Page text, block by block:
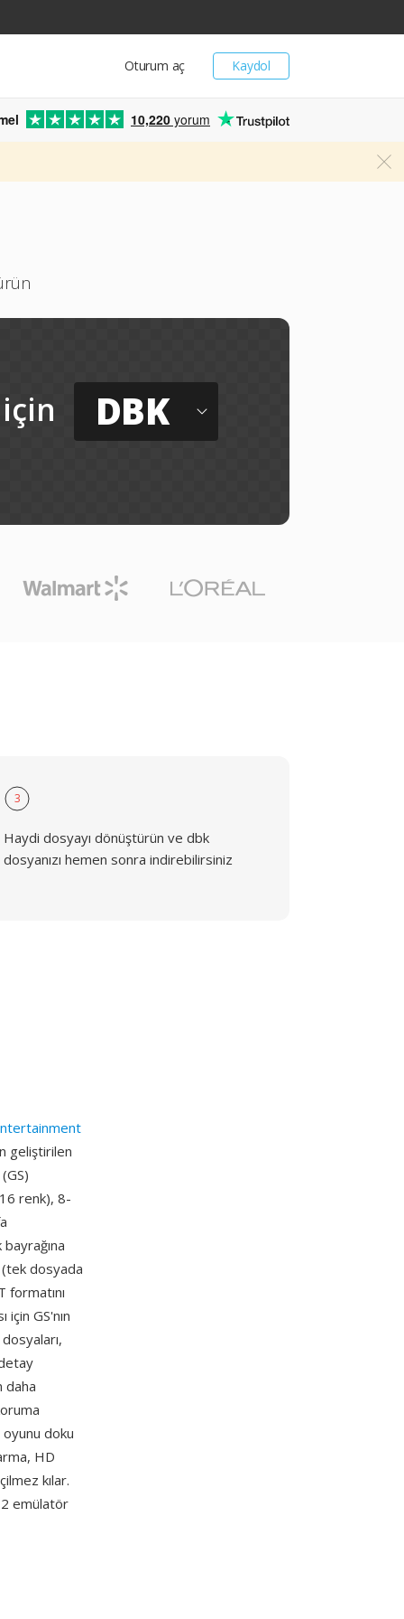
Kaydol
Oturum aç
10,220 yorum
için DBK
3
Haydi dosyayı dönüştürün ve dbk
dosyanızı hemen sonra indirebilirsiniz
geliştirilen
renk), 8-
(tek dosyada
formatını
GS'nın
daha
doku
HD
kılar.
emülatör